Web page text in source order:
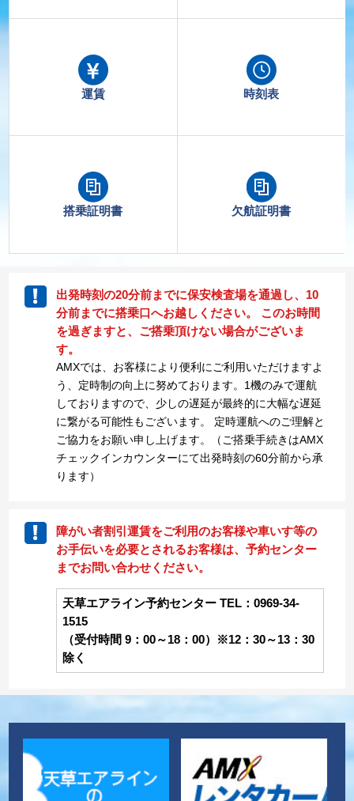
運賃 時刻表
搭乗証明書 欠航証明書
出発時刻の20分前までに保安検査場を通過し、10
分前までに搭乗口へお越しください。 このお時間
を過ぎますと、ご搭乗頂けない場合がございま
す。
AMXでは、お客様により便利にご利用いただけますよ
う、定時制の向上に努めております。1機のみで運航
しておりますので、少しの遅延が最終的に大幅な遅延
に繋がる可能性もございます。 定時運航へのご理解と
ご協力をお願い申し上げます。（ご搭乗手続きはAMX
チェックインカウンターにて出発時刻の60分前から承
ります）
障がい者割引運賃をご利用のお客様や車いす等の
お手伝いを必要とされるお客様は、予約センター
までお問い合わせください。
天草エアライン予約センター TEL：0969-34-
1515
（受付時間 9：00～18：00）※12：30～13：30
除く